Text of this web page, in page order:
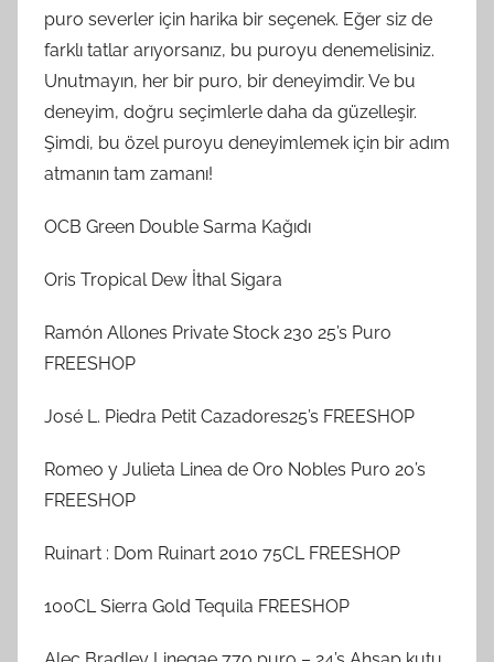
puro severler için harika bir seçenek. Eğer siz de
farklı tatlar arıyorsanız, bu puroyu denemelisiniz.
Unutmayın, her bir puro, bir deneyimdir. Ve bu
deneyim, doğru seçimlerle daha da güzelleşir.
Şimdi, bu özel puroyu deneyimlemek için bir adım
atmanın tam zamanı!
OCB Green Double Sarma Kağıdı
Oris Tropical Dew İthal Sigara
Ramón Allones Private Stock 230 25’s Puro
FREESHOP
José L. Piedra Petit Cazadores25’s FREESHOP
Romeo y Julieta Linea de Oro Nobles Puro 20’s
FREESHOP
Ruinart : Dom Ruinart 2010 75CL FREESHOP
100CL Sierra Gold Tequila FREESHOP